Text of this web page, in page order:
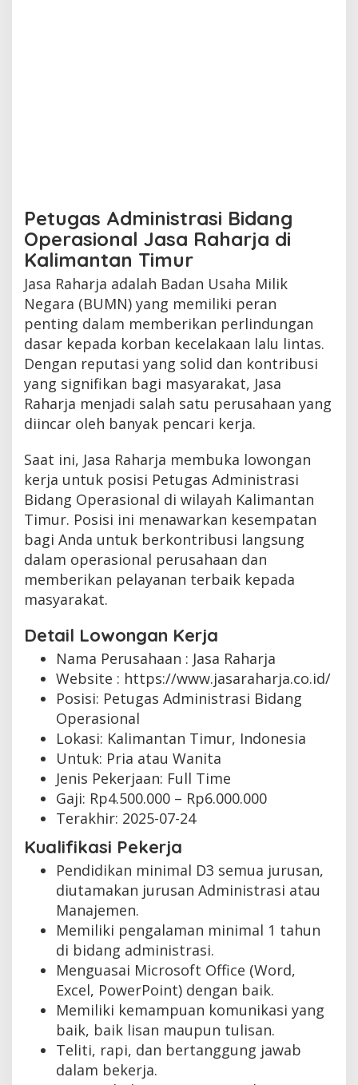
Petugas Administrasi Bidang
Operasional Jasa Raharja di
Kalimantan Timur
Jasa Raharja adalah Badan Usaha Milik
Negara (BUMN) yang memiliki peran
penting dalam memberikan perlindungan
dasar kepada korban kecelakaan lalu lintas.
Dengan reputasi yang solid dan kontribusi
yang signifikan bagi masyarakat, Jasa
Raharja menjadi salah satu perusahaan yang
diincar oleh banyak pencari kerja.
Saat ini, Jasa Raharja membuka lowongan
kerja untuk posisi Petugas Administrasi
Bidang Operasional di wilayah Kalimantan
Timur. Posisi ini menawarkan kesempatan
bagi Anda untuk berkontribusi langsung
dalam operasional perusahaan dan
memberikan pelayanan terbaik kepada
masyarakat.
Detail Lowongan Kerja
Nama Perusahaan : Jasa Raharja
Website : https://www.jasaraharja.co.id/
Posisi: Petugas Administrasi Bidang
Operasional
Lokasi: Kalimantan Timur, Indonesia
Untuk: Pria atau Wanita
Jenis Pekerjaan: Full Time
Gaji: Rp4.500.000 – Rp6.000.000
Terakhir: 2025-07-24
Kualifikasi Pekerja
Pendidikan minimal D3 semua jurusan,
diutamakan jurusan Administrasi atau
Manajemen.
Memiliki pengalaman minimal 1 tahun
di bidang administrasi.
Menguasai Microsoft Office (Word,
Excel, PowerPoint) dengan baik.
Memiliki kemampuan komunikasi yang
baik, baik lisan maupun tulisan.
Teliti, rapi, dan bertanggung jawab
dalam bekerja.